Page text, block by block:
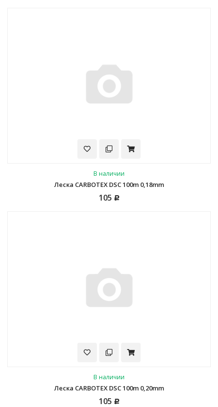
В наличии
Леска CARBOTEX DSC 100m 0,18mm
105 Р
В наличии
Леска CARBOTEX DSC 100m 0,20mm
105 Р